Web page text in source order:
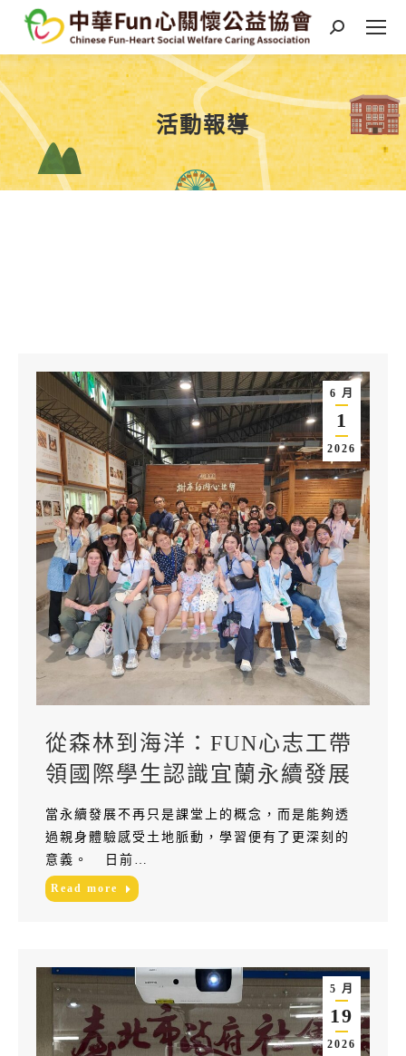
Search:
活動報導
You are here:
6 月
1
2026
從森林到海洋：FUN心志工帶
領國際學生認識宜蘭永續發展
當永續發展不再只是課堂上的概念，而是能夠透
過親身體驗感受土地脈動，學習便有了更深刻的
意義。 日前…
Read more
5 月
19
2026